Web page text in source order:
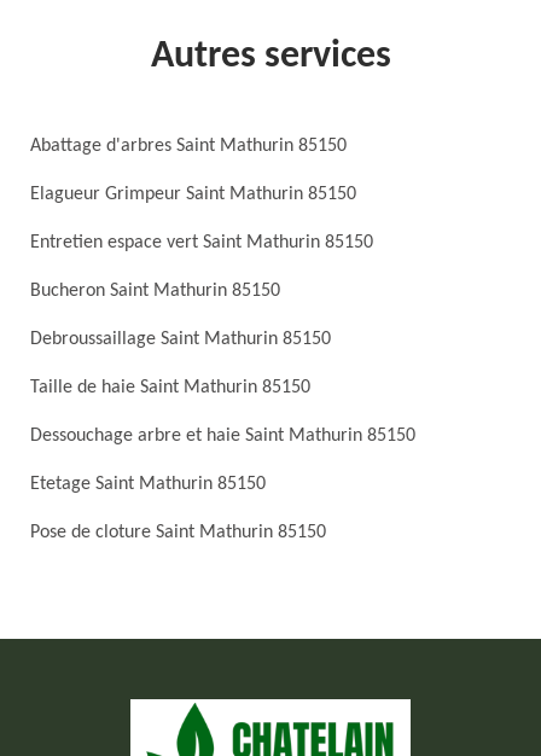
Autres services
Abattage d'arbres Saint Mathurin 85150
Elagueur Grimpeur Saint Mathurin 85150
Entretien espace vert Saint Mathurin 85150
Bucheron Saint Mathurin 85150
Debroussaillage Saint Mathurin 85150
Taille de haie Saint Mathurin 85150
Dessouchage arbre et haie Saint Mathurin 85150
Etetage Saint Mathurin 85150
Pose de cloture Saint Mathurin 85150